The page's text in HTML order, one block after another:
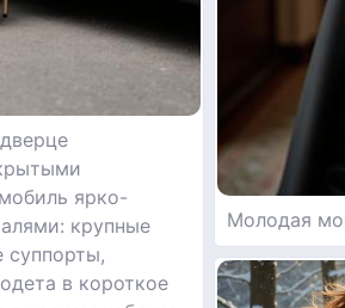
ярко-
крупные
суппорты,
в короткое
Молодая